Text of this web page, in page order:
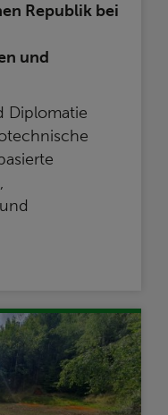
Republik bei
und
Diplomatie